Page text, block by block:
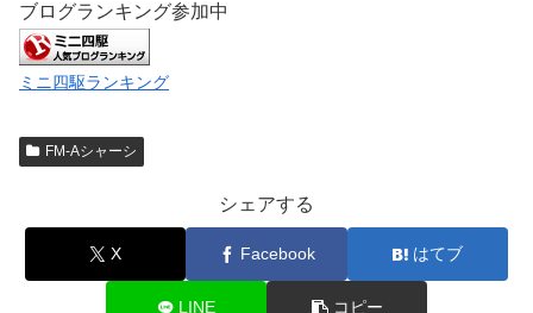
ブログランキング参加中
ミニ四駆ランキング
FM-Aシャーシ
シェアする
X Facebook はてブ
LINE コピー